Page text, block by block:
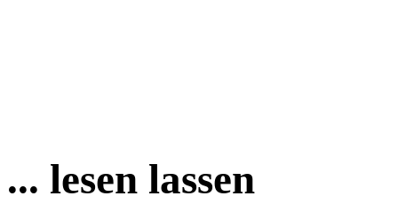
... lesen lassen